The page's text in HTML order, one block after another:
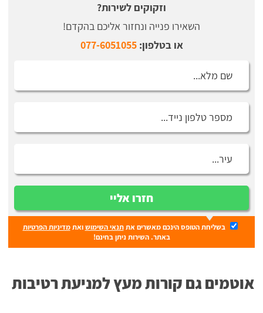
וזקוקים לשירות?
השאירו פנייה ונחזור אליכם בהקדם!
או בטלפון:077-6051055
חזרו אליי
בשליחת הטופס הינכם מאשרים אתתנאי השימושואתמדיניות הפרטיות
באתר. השירות ניתן בחינם!
אוטמים גם קורות מעץ למניעת רטיבות